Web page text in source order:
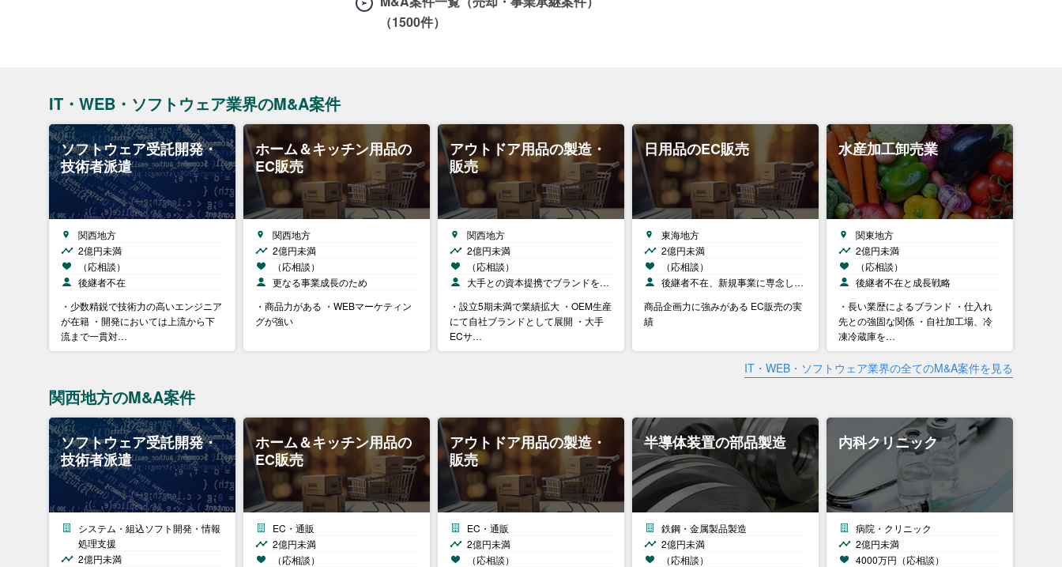
（1500件）
IT・WEB・ソフトウェア業界のM&A案件
ソフトウェア受託開発・
技術者派遣
関西地方
2億円未満
（応相談）
後継者不在
・少数精鋭で技術力の高いエンジニア
が在籍 ・開発においては上流から下
流まで一貫対…
ホーム＆キッチン用品の
EC販売
関西地方
2億円未満
（応相談）
更なる事業成長のため
・商品力がある ・WEBマーケティン
グが強い
アウトドア用品の製造・
販売
関西地方
2億円未満
（応相談）
大手との資本提携でブランドを…
・設立5期未満で業績拡大 ・OEM生産
にて自社ブランドとして展開 ・大手
ECサ…
日用品のEC販売
東海地方
2億円未満
（応相談）
後継者不在、新規事業に専念し…
商品企画力に強みがある EC販売の実
績
水産加工卸売業
関東地方
2億円未満
（応相談）
後継者不在と成長戦略
・長い業歴によるブランド ・仕入れ
先との強固な関係 ・自社加工場、冷
凍冷蔵庫を…
IT・WEB・ソフトウェア業界の全てのM&A案件を見る
関西地方のM&A案件
ソフトウェア受託開発・
技術者派遣
システム・組込ソフト開発・情報
処理支援
2億円未満
ホーム＆キッチン用品の
EC販売
EC・通販
2億円未満
（応相談）
アウトドア用品の製造・
販売
EC・通販
2億円未満
（応相談）
半導体装置の部品製造
鉄鋼・金属製品製造
2億円未満
（応相談）
内科クリニック
病院・クリニック
2億円未満
4000万円（応相談）